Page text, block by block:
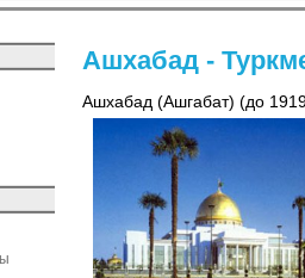
Ашхабад -
Ашхабад (Ашгабат) (до